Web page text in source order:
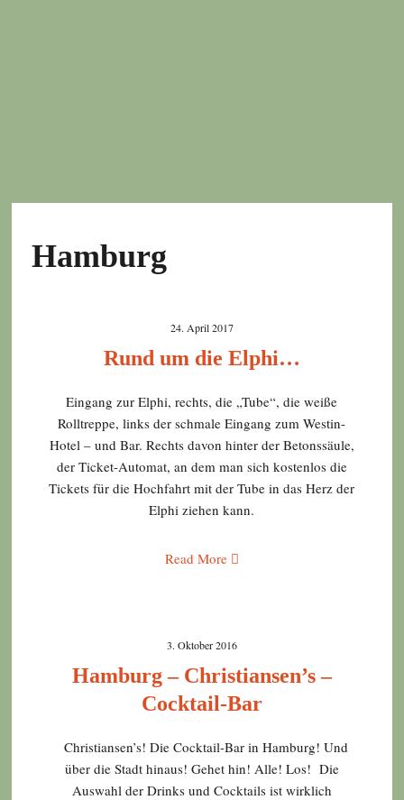
Hamburg
24. April 2017
Rund um die Elphi…
Eingang zur Elphi, rechts, die „Tube“, die weiße
Rolltreppe, links der schmale Eingang zum Westin-
Hotel – und Bar. Rechts davon hinter der Betonssäule,
der Ticket-Automat, an dem man sich kostenlos die
Tickets für die Hochfahrt mit der Tube in das Herz der
Elphi ziehen kann.
Read More
3. Oktober 2016
Hamburg – Christiansen’s –
Cocktail-Bar
Christiansen’s! Die Cocktail-Bar in Hamburg! Und
über die Stadt hinaus! Gehet hin! Alle! Los! Die
Auswahl der Drinks und Cocktails ist wirklich